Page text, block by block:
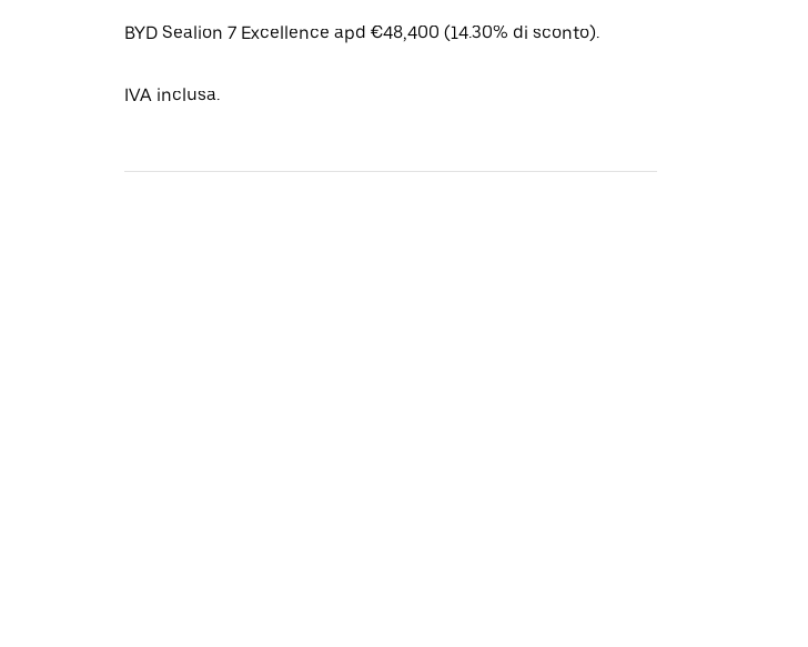
BYD Sealion 7 Excellence apd €48,400 (14.30% di sconto).
IVA inclusa.